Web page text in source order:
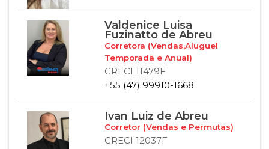
Valdenice Luisa
Fuzinatto de Abreu
Corretora (Vendas,Aluguel
Temporada e Anual)
CRECI 11479F
+55 (47) 99910-1668
Ivan Luiz de Abreu
Corretor (Vendas e Permutas)
CRECI 12037F